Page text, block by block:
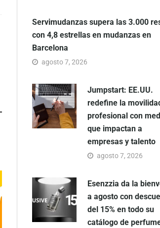
Servimudanzas supera las 3.000
con 4,8 estrellas en mudanzas en
Barcelona
agosto 7, 2026
Jumpstart: EE.UU.
redefine la
profesional con
que impactan a
empresas y talento
agosto 7, 2026
Esenzzia da la
a agosto con
del 15% en todo su
catálogo de